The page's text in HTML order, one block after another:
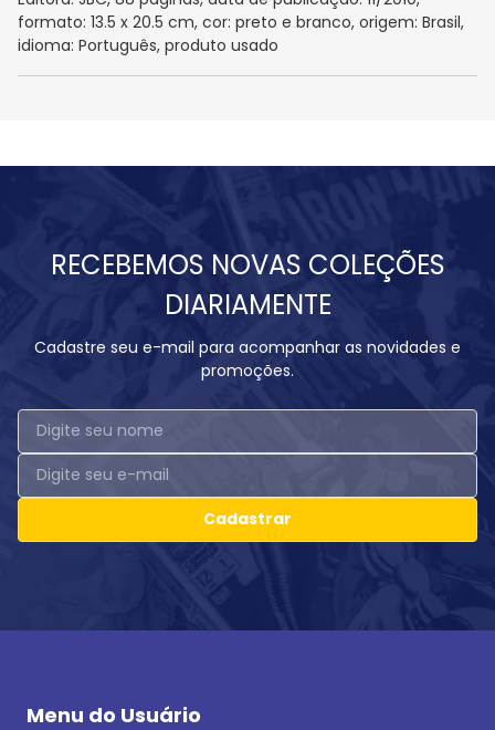
formato: 13.5 x 20.5 cm, cor: preto e branco, origem: Brasil,
idioma: Português, produto usado
RECEBEMOS NOVAS COLEÇÕES
DIARIAMENTE
Cadastre seu e-mail para acompanhar as novidades e
promoções.
Cadastrar
Menu do Usuário